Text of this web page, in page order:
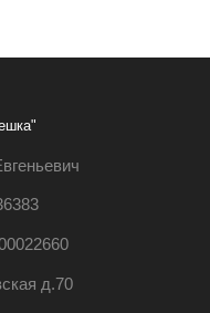
д.70